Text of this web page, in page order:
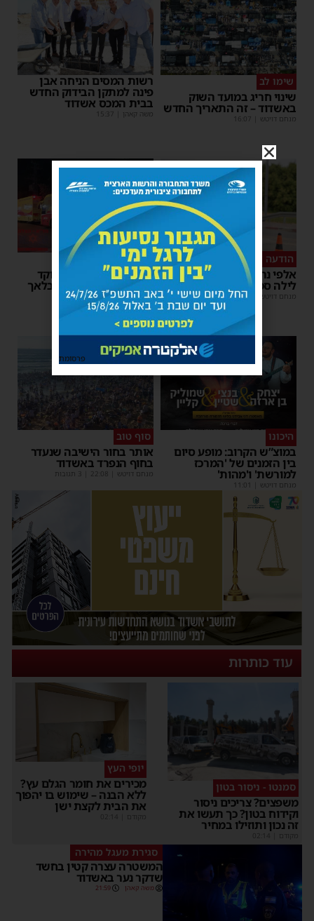
שימו לב
שינוי חריג במועד השוק
באשדוד – זה התאריך החדש
מנחם דויטש 16:07
רשות המסים הניחה אבן
פינה למתקן הבידוק החדש
בבית המכס אשדוד
משה קאהן 15:37
הודעה לנהגים
אלפי נהגים יושפעו: עבודות
לילה סמוך לאשדוד
מנחם דויטש 11:10
כל טיפה מצילה
אשדוד מצילה חיים: מוקד
התרמת דם ליד השטיבלאך
משה קאהן |
11:05
היכונו
במוצ”ש הקרוב: מופע סיום
בין הזמנים של 'המרכז
למורשת' ו'מהות'
מנחם דויטש 11:01
סוף טוב
אותר בחור הישיבה שנעדר
בחוף הנפרד באשדוד
מנחם דויטש 22:08
עוד כותרות
סמנטו - ניסור בטון
משפצים? צריכים ניסור
וקידוח בטון? כך תעשו את
זה נכון ותוזילו במחיר
מקודם
יופי העץ
מכירים את חומר הגלם עץ?
ללא הבנה – שימוש בו יהפוך
את הבית לקצת ישן
מקודם
סגירת מעגל מהירה
המשטרה עצרה קטין בחשד
שדקר נער באשדוד
משה קאהן 21:59
פרסומת